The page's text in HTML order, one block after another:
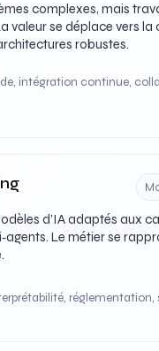
complexes, mais
valeur se déplace vers la
robustes.
intégration continue,
d’IA adaptés aux
Le métier se
réglementation,